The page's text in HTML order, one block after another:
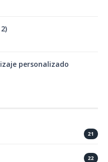
personalizado
21
22